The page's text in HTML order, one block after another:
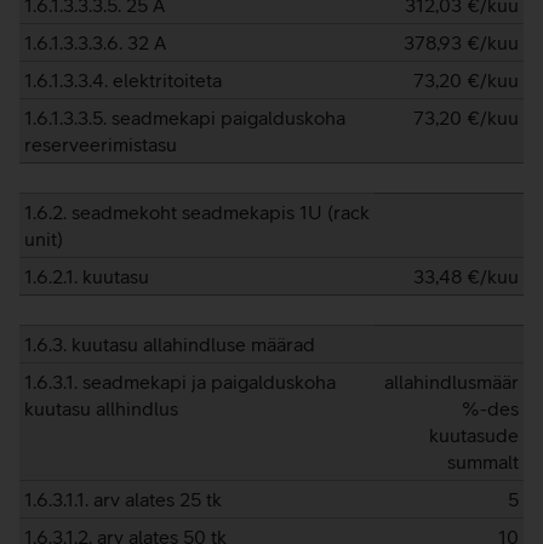
1.6.1.3.3.3.5. 25 A
312,03 €/kuu
1.6.1.3.3.3.6. 32 A
378,93 €/kuu
1.6.1.3.3.4. elektritoiteta
73,20 €/kuu
1.6.1.3.3.5. seadmekapi paigalduskoha
reserveerimistasu
73,20 €/kuu
1.6.2. seadmekoht seadmekapis 1U (rack
unit)
1.6.2.1. kuutasu
33,48 €/kuu
1.6.3. kuutasu allahindluse määrad
1.6.3.1. seadmekapi ja paigalduskoha
kuutasu allhindlus
allahindlusmäär
%-des
kuutasude
summalt
1.6.3.1.1. arv alates 25 tk
5
1.6.3.1.2. arv alates 50 tk
10